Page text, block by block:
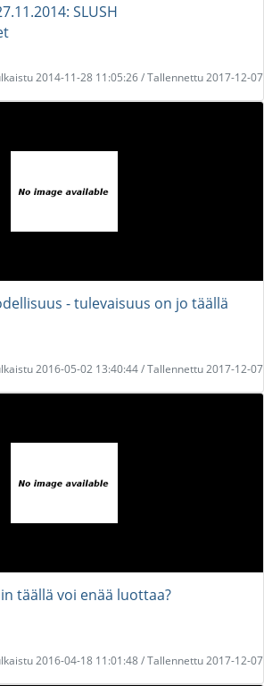
SLUSH
2014-11-28 11:05:26 / Tallennettu 2017-12-07
- tulevaisuus on jo täällä
2016-05-02 13:40:44 / Tallennettu 2017-12-07
täällä voi enää luottaa?
2016-04-18 11:01:48 / Tallennettu 2017-12-07